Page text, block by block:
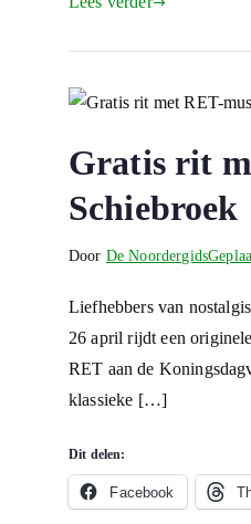
Gratis rit
Schiebroek
Door De Noordergids
Liefhebbers van
26 april rijdt een
RET aan de
klassieke […]
Dit delen:
Facebook